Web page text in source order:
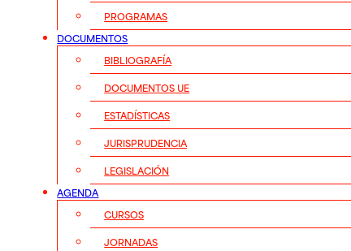
PROGRAMAS
DOCUMENTOS
BIBLIOGRAFÍA
DOCUMENTOS UE
ESTADÍSTICAS
JURISPRUDENCIA
LEGISLACIÓN
AGENDA
CURSOS
JORNADAS